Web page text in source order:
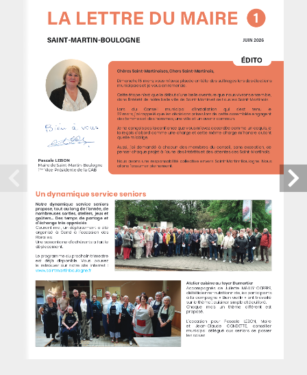
CONTACT
Mairie
313, route de Saint-Omer -
62280 Saint-Martin-Boulogne
03 21 32 84 84
Aujourd'hui :Fermé
LIENS UTILES
Actualité
LA LETTRE DU MAIRE
JUIN 2026
SAINT-MARTIN-BOULOGNE
ÉDITO
Chères Saint-Martinoises, Chers Saint-Martinois,
Dimanche 15 mars, vous m’avez placée en tête des suffrages lors des élections
municipales et je vous en remercie.
Cette étape n’est que le début d’une belle aventure que nous vivrons ensemble,
dans l’intérêt de notre belle ville de Saint-Martin et de tous les Saint-Martinois.
Lors       du       Conseil       municipal       d’installation       qui       s’est       tenu       le
22 mars, j’ai rappelé que les décisions prises lors de cette assemblée engagent
des femmes et des hommes, une ville et un avenir commun.
Je ne conçois pas la confiance que vous m’avez accordée comme un acquis, je
la reçois d’abord comme une charge et cette même charge m’honore autant
qu’elle m’oblige.
Aussi,  j’ai  demandé  à  chacun  des  membres  du  conseil,  sans  exception,  de
penser chaque projet à l’aune des intérêts et des attentes des Saint-Martinois.
Nous  avons  une  responsabilité  collective  envers  Saint-Martin-Boulogne.  Nous
allons l’assumer pleinement.
Pascale LEBON
Maire de Saint-Martin-Boulogne
1ère Vice-Présidente de la CAB
Atelier cuisine au foyer Dumortier
Accompagnés  de  Juliette  MAILLY-COFFRE,
diététicienne-nutritionniste, les participants
à  la  campagne  «  Bien  vieillir  »  ont  travaillé
sur le thème : cuisiner simple et équilibré.
Chaque    mois    un    thème    différent    est
proposé.
L’occasion    pour    Pascale    LEBON,    Maire
et      Jean-Claude      CONDETTE,      conseiller
municipal  délégué  aux  seniors  de  passer
les saluer.
Un dynamique service seniors
Notre    dynamique    service    seniors
propose,  tout  au  long  de  l’année,  de
nombreuses  sorties,  ateliers,  jeux  et
goûters...  Des  temps  de  partage  et
d’échange très appréciés
Courant  mai,  un  déplacement  a  été
organisé  à  Gand  à  l’occasion  des
Floralies.
Une soixantaine d’adhérents a fait le
déplacement.
Le programme du prochain trimestre
est   déjà   disponible.   Vous   pouvez
le  retrouver  sur  notre  site  internet  :
www.saintmartinboulogne.fr
1